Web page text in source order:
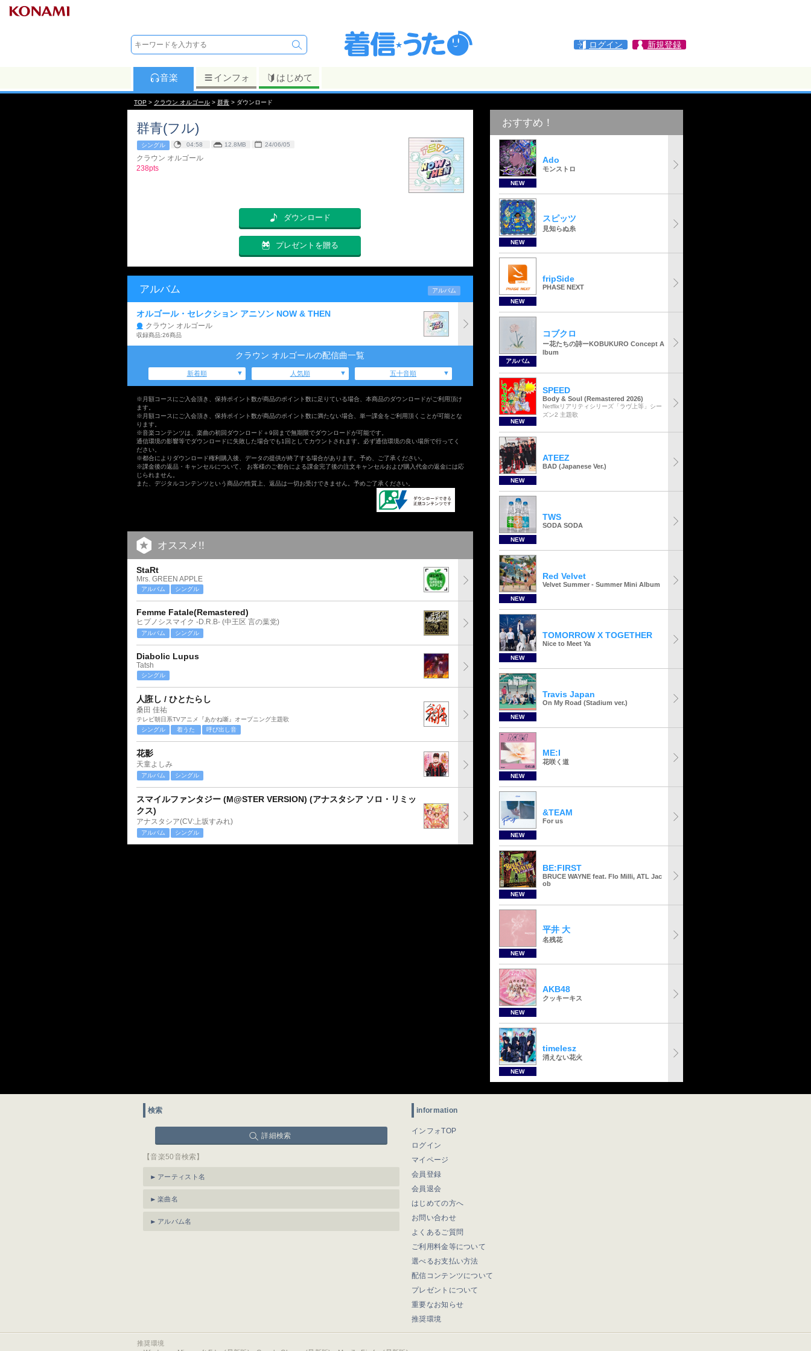
ログイン 新規登録
音楽 インフォ はじめて
TOP > クラウン オルゴール > 群青 > ダウンロード
群青(フル)
シングル 04:58 12.8MB 24/06/05
クラウン オルゴール
238pts
ダウンロード
プレゼントを贈る
アルバム アルバム
オルゴール・セレクション アニソン NOW & THEN
クラウン オルゴール
収録商品:26商品
クラウン オルゴールの配信曲一覧
新着順 人気順 五十音順
※月額コースにご入会頂き、保持ポイント数が商品のポイント数に足りている場合、本商品のダウンロードがご利用頂け
ます。
※月額コースにご入会頂き、保持ポイント数が商品のポイント数に満たない場合、単一課金をご利用頂くことが可能とな
ります。
※音楽コンテンツは、楽曲の初回ダウンロード＋9回まで無期限でダウンロードが可能です。
通信環境の影響等でダウンロードに失敗した場合でも1回としてカウントされます。必ず通信環境の良い場所で行ってく
ださい。
※都合によりダウンロード権利購入後、データの提供が終了する場合があります。予め、ご了承ください。
※課金後の返品・キャンセルについて、 お客様のご都合による課金完了後の注文キャンセルおよび購入代金の返金には応
じられません。
また、デジタルコンテンツという商品の性質上、返品は一切お受けできません。予めご了承ください。
オススメ!!
StaRt
Mrs. GREEN APPLE
アルバム シングル
Femme Fatale(Remastered)
ヒプノシスマイク -D.R.B- (中王区 言の葉党)
アルバム シングル
Diabolic Lupus
Tatsh
シングル
人誑し / ひとたらし
桑田 佳祐
テレビ朝日系TVアニメ『あかね噺』オープニング主題歌
シングル
着うた 呼び出し音
花影
天童よしみ
アルバム シングル
スマイルファンタジー (M@STER VERSION) (アナスタシア ソロ・リミッ
クス)
アナスタシア(CV:上坂すみれ)
アルバム シングル
おすすめ！
NEW
Ado
モンストロ
NEW
スピッツ
見知らぬ糸
NEW
fripSide
PHASE NEXT
アルバム
コブクロ
ー花たちの詩ーKOBUKURO Concept A
lbum
NEW
SPEED
Body & Soul (Remastered 2026)
Netflixリアリティシリーズ「ラヴ上等」シー
ズン2 主題歌
NEW
ATEEZ
BAD (Japanese Ver.)
NEW
TWS
SODA SODA
NEW
Red Velvet
Velvet Summer - Summer Mini Album
NEW
TOMORROW X TOGETHER
Nice to Meet Ya
NEW
Travis Japan
On My Road (Stadium ver.)
NEW
ME:I
花咲く道
NEW
&TEAM
For us
NEW
BE:FIRST
BRUCE WAYNE feat. Flo Milli, ATL Jac
ob
NEW
平井 大
名残花
NEW
AKB48
クッキーキス
NEW
timelesz
消えない花火
検索
詳細検索
【音楽50音検索】
アーティスト名
楽曲名
アルバム名
information
インフォTOP
ログイン
マイページ
会員登録
会員退会
はじめての方へ
お問い合わせ
よくあるご質問
ご利用料金等について
選べるお支払い方法
配信コンテンツについて
プレゼントについて
重要なお知らせ
推奨環境
推奨環境